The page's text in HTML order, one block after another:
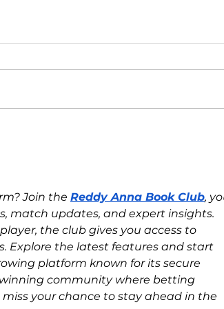
Join the Reddy Anna Book Club,
match updates, and expert insights.
the club gives you access to
Explore the latest features and start
platform known for its secure
community where betting
your chance to stay ahead in the